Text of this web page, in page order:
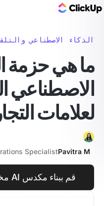
الذكاء الاصطناعي
ما هي حزمة
الاصطناعي
لعلامات
Pavitra M
Specialist
قم ببناء مكدس AI مخصص باستخدام ClickUp